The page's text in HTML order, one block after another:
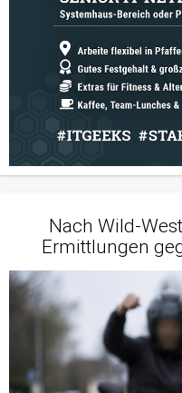
Nach Wild-
Ermittlungen